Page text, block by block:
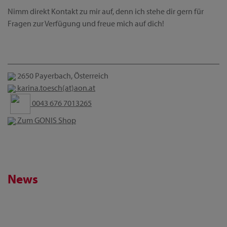
Nimm direkt Kontakt zu mir auf, denn ich stehe dir gern für
Fragen zur Verfügung und freue mich auf dich!
2650 Payerbach, Österreich
karina.toesch(at)aon.at
0043 676 7013265
Zum GONIS Shop
News